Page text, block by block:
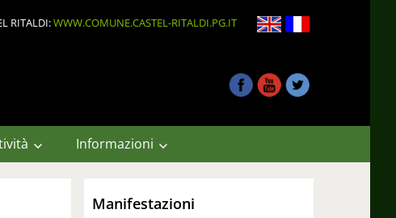
RITALDI:WWW.COMUNE.CASTEL-RITALDI.PG.IT
Informazioni
Manifestazioni